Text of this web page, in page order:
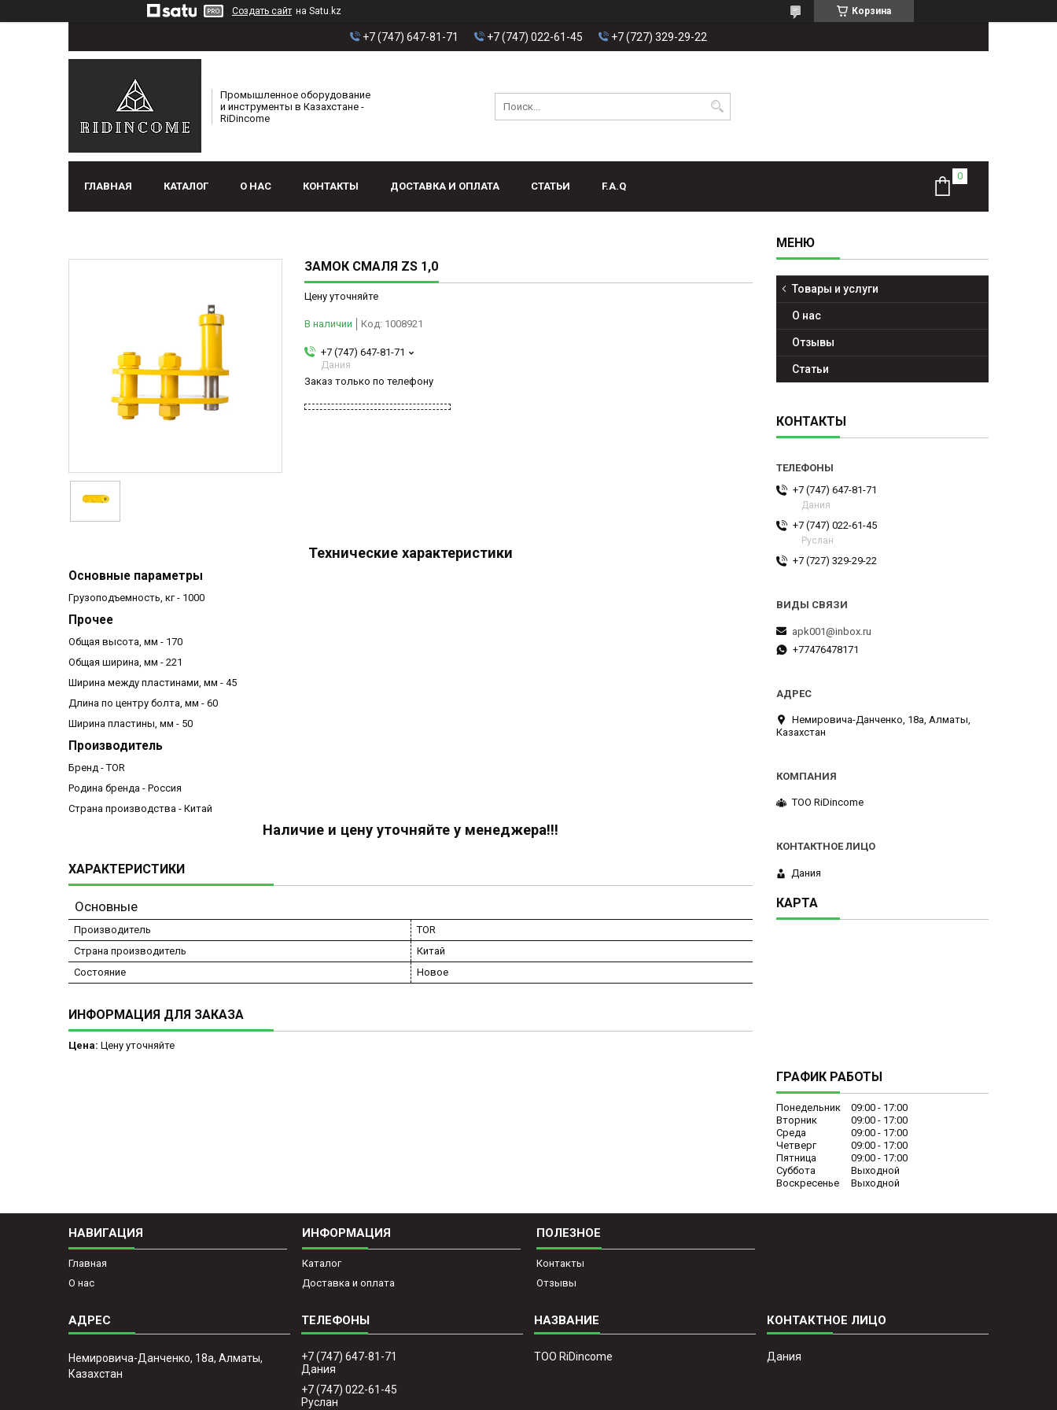
Создать сайт на Satu.kz Корзина
+7 (747) 647-81-71 +7 (747) 022-61-45 +7 (727) 329-29-22
Промышленное оборудование
и инструменты в Казахстане -
RiDincome
ГЛАВНАЯ КАТАЛОГ О НАС КОНТАКТЫ ДОСТАВКА И ОПЛАТА СТАТЬИ F.A.Q
ЗАМОК СМАЛЯ ZS 1,0
Цену уточняйте
В наличии Код: 1008921
+7 (747) 647-81-71
Дания
Заказ только по телефону
Технические характеристики
Основные параметры
Грузоподъемность, кг - 1000
Прочее
Общая высота, мм - 170
Общая ширина, мм - 221
Ширина между пластинами, мм - 45
Длина по центру болта, мм - 60
Ширина пластины, мм - 50
Производитель
Бренд - TOR
Родина бренда - Россия
Страна производства - Китай
Наличие и цену уточняйте у менеджера!!!
ХАРАКТЕРИСТИКИ
Основные
Производитель
TOR
Страна производитель
Китай
Состояние
Новое
ИНФОРМАЦИЯ ДЛЯ ЗАКАЗА
Цена: Цену уточняйте
Товары и услуги
О нас
Отзывы
Статьи
КОНТАКТЫ
+7 (747) 647-81-71
Дания
+7 (747) 022-61-45
Руслан
+7 (727) 329-29-22
apk001@inbox.ru
+77476478171
Немировича-Данченко, 18а, Алматы,
Казахстан
ТОО RiDincome
Дания
КАРТА
ГРАФИК РАБОТЫ
Понедельник 09:00
17:00
Вторник
09:00
17:00
Среда
09:00
17:00
Четверг
09:00
17:00
Пятница
09:00
17:00
Суббота
Выходной
Воскресенье
Выходной
НАВИГАЦИЯ
Главная
О нас
ИНФОРМАЦИЯ
Каталог
Доставка и оплата
ПОЛЕЗНОЕ
Контакты
Отзывы
Немировича-Данченко, 18а, Алматы,
Казахстан
+7 (747) 647-81-71
Дания
+7 (747) 022-61-45
Руслан
ТОО RiDincome Дания